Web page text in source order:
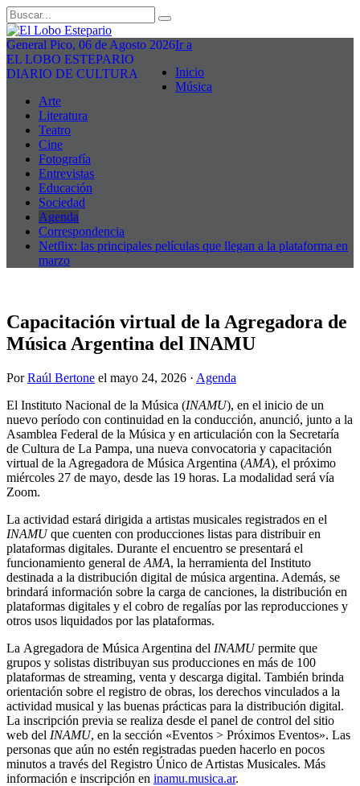
General Pico, 06 de Agosto 2026
EL LOBO ESTEPARIO
DIARIO DE CULTURA
Ir a
Inicio
Música
Arte
Literatura
Teatro
Cine
Fotografía
Entrevistas
Educación
Sociedad
Agenda
Correspondencia
Netflix: las principales películas que llegan a la plataforma en
marzo
Capacitación virtual de la Agregadora de
Música Argentina del INAMU
PorRaúl Bertone el mayo 24, 2026 · Agenda
El Instituto Nacional de la Música (INAMU), en el inicio de un
nuevo período con continuidad en la conducción, anunció, junto a la
Asamblea Federal de la Música y en articulación con la Secretaría
de Cultura de La Pampa, una nueva convocatoria y capacitación
virtual de la Agregadora de Música Argentina (AMA), el próximo
miércoles 27 de mayo, desde las 19 horas. La modalidad será vía
Zoom.
La actividad estará dirigida a artistas musicales registrados en el
INAMUque cuenten con producciones listas para distribuir en
plataformas digitales. Durante el encuentro se presentará el
funcionamiento general de AMA, la herramienta del Instituto
destinada a la distribución digital de música argentina. Además, se
brindará información sobre la carga de canciones, la distribución en
plataformas digitales y el cobro de regalías por las reproducciones y
otros usos liquidados por las plataformas.
La Agregadora de Música Argentina del INAMUpermite que
grupos y solistas distribuyan sus producciones en más de 100
plataformas de streaming, venta y descarga digital. También brinda
orientación sobre el registro de obras, los derechos vinculados a la
actividad musical y las buenas prácticas para la distribución digital.
La inscripción previa se realiza desde el panel de control del sitio
web del INAMU, en la sección «Eventos > Próximos Eventos». Las
personas que aún no estén registradas pueden hacerlo en pocos
minutos a través del Registro Único de Artistas Musicales. Más
información e inscripción en inamu.musica.ar.